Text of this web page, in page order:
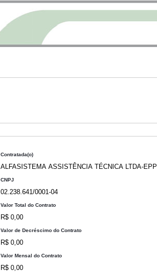
Contratada(o)
ALFASISTEMA ASSISTÊNCIA TÉCNICA LTDA-EPP
CNPJ
02.238.641/0001-04
Valor Total do Contrato
R$ 0,00
Valor de Decréscimo do Contrato
R$ 0,00
Valor Mensal do Contrato
R$ 0,00